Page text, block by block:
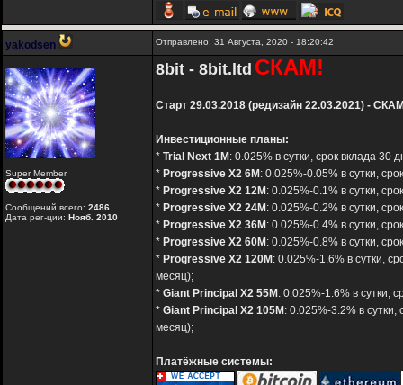
yakodsen Отправлено: 31 Августа, 2020 - 18:20:42
Super Member
Сообщений всего: 2486
Дата рег-ции: Нояб. 2010
8bit - 8bit.ltd СКАМ!
Старт 29.03.2018 (редизайн 22.03.2021) -
Инвестиционные планы:
* Trial Next 1M : 0.025% в сутки, срок вклада
* Progressive X2 6M : 0.025%-0.05% в сутки,
* Progressive X2 12M : 0.025%-0.1% в сутки,
* Progressive X2 24M : 0.025%-0.2% в сутки,
* Progressive X2 36M : 0.025%-0.4% в сутки,
* Progressive X2 60M : 0.025%-0.8% в сутки,
* Progressive X2 120M : 0.025%-1.6% в сутки,
месяц);
* Giant Principal X2 55M : 0.025%-1.6% в сутки,
* Giant Principal X2 105M : 0.025%-3.2% в
месяц);
Платёжные системы: